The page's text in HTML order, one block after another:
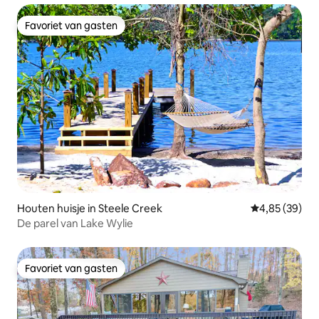
Favoriet van gasten
Favoriet van gasten
Houten huisje in Steele Creek Gemiddelde
4,85 (39)
De parel van Lake Wylie
Favoriet van gasten
Favoriet van gasten